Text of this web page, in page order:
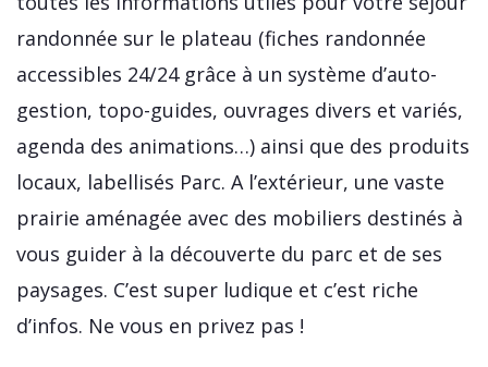
randonnée sur le plateau (fiches randonnée
accessibles 24/24 grâce à un système d’auto-
gestion, topo-guides, ouvrages divers et variés,
agenda des animations…) ainsi que des produits
locaux, labellisés Parc. A l’extérieur, une vaste
prairie aménagée avec des mobiliers destinés à
vous guider à la découverte du parc et de ses
paysages. C’est super ludique et c’est riche
d’infos. Ne vous en privez pas !